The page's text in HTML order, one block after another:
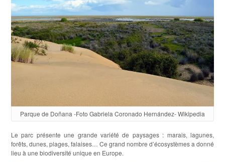
Parque de Doñana -Foto Gabriela Coronado Hernández- Wikipedia
Le parc présente une grande variété de paysages : marais, lagunes,
forêts, dunes, plages, falaises… Ce grand nombre d’écosystèmes a donné
lieu à une biodiversité unique en Europe.